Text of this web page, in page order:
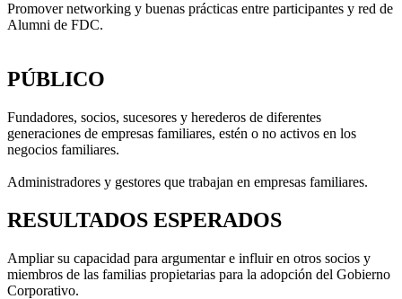
Promover networking y buenas prácticas entre participantes y red de
Alumni de FDC.
PÚBLICO
Fundadores, socios, sucesores y herederos de diferentes
generaciones de empresas familiares, estén o no activos en los
negocios familiares.
Administradores y gestores que trabajan en empresas familiares.
RESULTADOS ESPERADOS
Ampliar su capacidad para argumentar e influir en otros socios y
miembros de las familias propietarias para la adopción del Gobierno
Corporativo.